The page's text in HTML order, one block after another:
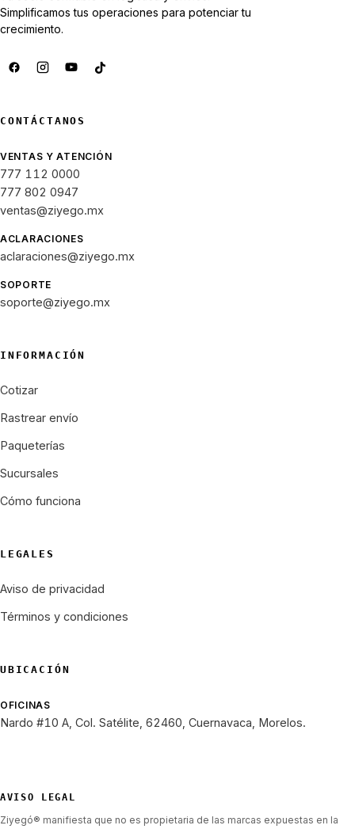
Simplificamos tus operaciones para potenciar tu
crecimiento.
CONTÁCTANOS
VENTAS Y ATENCIÓN
777 112 0000
777 802 0947
ventas@ziyego.mx
ACLARACIONES
aclaraciones@ziyego.mx
SOPORTE
soporte@ziyego.mx
INFORMACIÓN
Cotizar
Rastrear envío
Paqueterías
Sucursales
Cómo funciona
LEGALES
Aviso de privacidad
Términos y condiciones
UBICACIÓN
OFICINAS
Nardo #10 A, Col. Satélite, 62460, Cuernavaca, Morelos.
AVISO LEGAL
Ziyegó® manifiesta que no es propietaria de las marcas expuestas en la